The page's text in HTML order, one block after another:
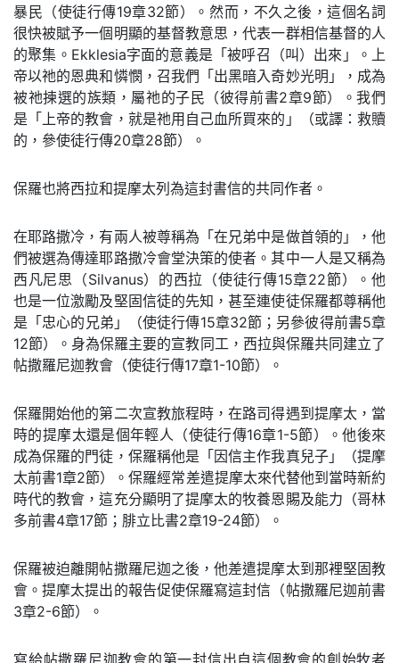
暴民（使徒行傳19章32節）。然而，不久之後，這個名詞
很快被賦予一個明顯的基督教意思，代表一群相信基督的人
的聚集。Ekklesia字面的意義是「被呼召（叫）出來」。上
帝以祂的恩典和憐憫，召我們「出黑暗入奇妙光明」，成為
被祂揀選的族類，屬祂的子民（彼得前書2章9節）。我們
是「上帝的教會，就是祂用自己血所買來的」（或譯：救贖
的，參使徒行傳20章28節）。
保羅也將西拉和提摩太列為這封書信的共同作者。
在耶路撒冷，有兩人被尊稱為「在兄弟中是做首領的」，他
們被選為傳達耶路撒冷會堂決策的使者。其中一人是又稱為
西凡尼思（Silvanus）的西拉（使徒行傳15章22節）。他
也是一位激勵及堅固信徒的先知，甚至連使徒保羅都尊稱他
是「忠心的兄弟」（使徒行傳15章32節；另參彼得前書5章
12節）。身為保羅主要的宣教同工，西拉與保羅共同建立了
帖撒羅尼迦教會（使徒行傳17章1-10節）。
保羅開始他的第二次宣教旅程時，在路司得遇到提摩太，當
時的提摩太還是個年輕人（使徒行傳16章1-5節）。他後來
成為保羅的門徒，保羅稱他是「因信主作我真兒子」（提摩
太前書1章2節）。保羅經常差遣提摩太來代替他到當時新約
時代的教會，這充分顯明了提摩太的牧養恩賜及能力（哥林
多前書4章17節；腓立比書2章19-24節）。
保羅被迫離開帖撒羅尼迦之後，他差遣提摩太到那裡堅固教
會。提摩太提出的報告促使保羅寫這封信（帖撒羅尼迦前書
3章2-6節）。
寫給帖撒羅尼迦教會的第一封信出自這個教會的創始牧者